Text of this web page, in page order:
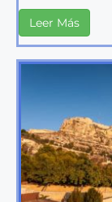
Leer Más